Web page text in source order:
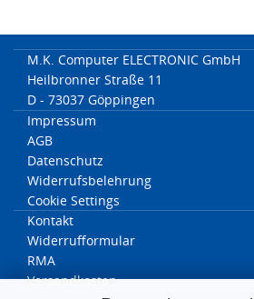
M.K. Computer ELECTRONIC GmbH
Heilbronner Straße 11
D - 73037 Göppingen
Impressum
AGB
Datenschutz
Widerrufsbelehrung
Cookie Settings
Kontakt
Widerrufformular
RMA
Versandkosten